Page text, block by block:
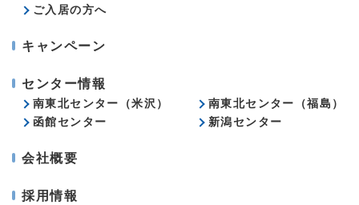
ご入居の方へ
キャンペーン
センター情報
南東北センター（米沢）
南東北センター（福島）
函館センター
新潟センター
会社概要
採用情報